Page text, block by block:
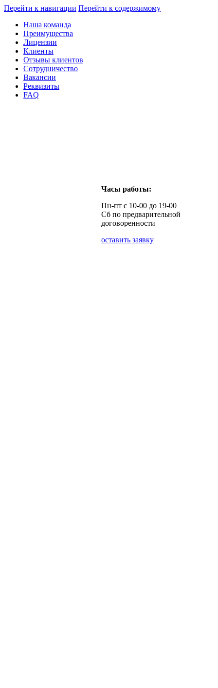
Перейти к навигации Перейти к содержимому
Наша команда
Преимущества
Лицензии
Клиенты
Отзывы клиентов
Сотрудничество
Вакансии
Реквизиты
FAQ
Часы работы:
Пн-пт с 10-00 до 19-00
Сб по предварительной
договоренности
оставить заявку